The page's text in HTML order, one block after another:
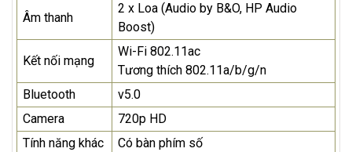
Âm thanh
2 x Loa (Audio by B&O, HP Audio
Boost)
Kết nối mạng
Wi-Fi 802.11ac
Tương thích 802.11a/b/g/n
Bluetooth
v5.0
Camera
720p HD
Tính năng khác
Có bàn phím số